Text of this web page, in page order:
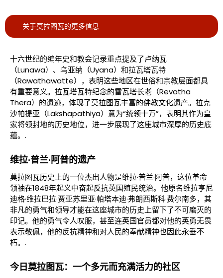
关于莫拉图瓦的更多信息
十六世纪的编年史和教会记录重点提及了卢纳瓦
（Lunawa）、乌亚纳（Uyana）和拉瓦塔瓦特
（Rawathawatte），表明这些地区在世俗和宗教层面都具
有重要意义。拉瓦塔瓦特纪念的雷瓦塔长老（Revatha
Thera）的遗迹，体现了莫拉图瓦丰富的佛教文化遗产。拉克
沙帕提亚（Lakshapathiya）意为“统领十万”，表明其作为皇
家将领封地的历史地位，进一步展现了这座城市深厚的历史底
蕴。.
维拉·普兰·阿普的遗产
莫拉图瓦历史上的一位杰出人物是维拉·普兰·阿普，这位革命
领袖在1848年起义中奋起反抗英国殖民统治。他原名维拉亨尼
迪格·维拉巴拉·贾亚苏里亚·帕塔本迪·弗朗西斯科·费尔南多，其
非凡的勇气和领导才能在这座城市的历史上留下了不可磨灭的
印记。他的勇气令人叹服，甚至连英国官员都对他的英勇无畏
表示敬佩，他的反抗精神和对人民的奉献精神也因此永垂不
朽。.
今日莫拉图瓦：一个多元而充满活力的社区